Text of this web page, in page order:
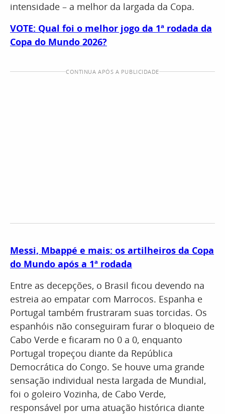
intensidade – a melhor da largada da Copa.
VOTE: Qual foi o melhor jogo da 1ª rodada da
Copa do Mundo 2026?
CONTINUA APÓS A PUBLICIDADE
Messi, Mbappé e mais: os artilheiros da Copa
do Mundo após a 1ª rodada
Entre as decepções, o Brasil ficou devendo na
estreia ao empatar com Marrocos. Espanha e
Portugal também frustraram suas torcidas. Os
espanhóis não conseguiram furar o bloqueio de
Cabo Verde e ficaram no 0 a 0, enquanto
Portugal tropeçou diante da República
Democrática do Congo. Se houve uma grande
sensação individual nesta largada de Mundial,
foi o goleiro Vozinha, de Cabo Verde,
responsável por uma atuação histórica diante